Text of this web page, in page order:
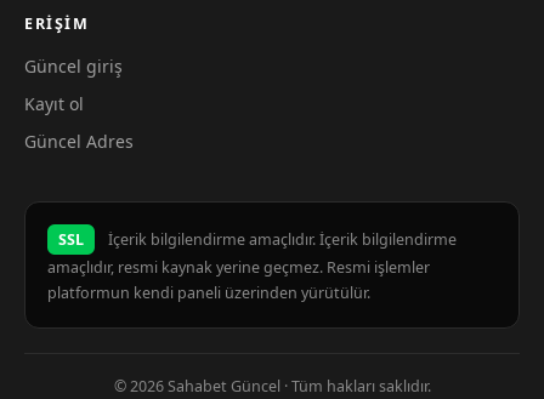
ERIŞIM
Güncel giriş
Kayıt ol
Güncel Adres
SSL
İçerik bilgilendirme amaçlıdır. İçerik bilgilendirme
amaçlıdır, resmi kaynak yerine geçmez. Resmi işlemler
platformun kendi paneli üzerinden yürütülür.
© 2026 Sahabet Güncel · Tüm hakları saklıdır.